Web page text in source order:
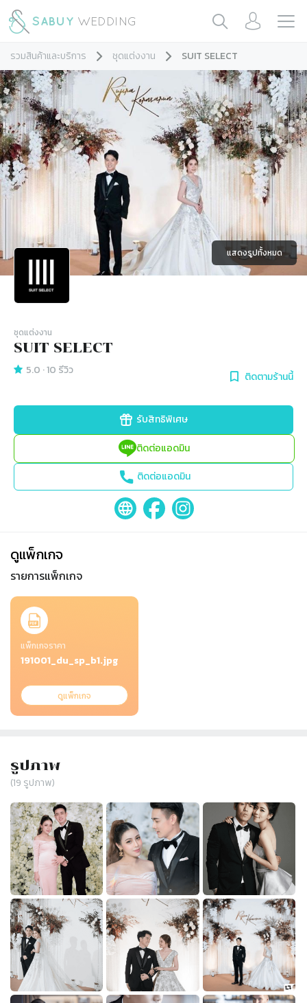
รวมสินค้าและบริการ ชุดแต่งงาน SUIT SELECT
แสดงรูปทั้งหมด
ชุดแต่งงาน
SUIT SELECT
5.0 ·10 รีวิว ติดตามร้านนี้
รับสิทธิพิเศษ
ติดต่อแอดมิน
ติดต่อแอดมิน
ดูแพ็กเกจ
รายการแพ็กเกจ
Slide 1 of 1
แพ็กเกจราคา
191001_du_sp_b1.jpg
ดูแพ็กเกจ
รูปภาพ
(19 รูปภาพ)